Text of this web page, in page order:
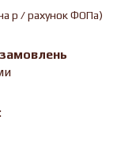
р / рахунок ФОПа)